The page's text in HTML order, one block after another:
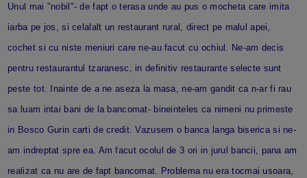
Unul mai "nobil"- de fapt o terasa unde au pus o mocheta care imita
iarba pe jos, si celalalt un restaurant rural, direct pe malul apei,
cochet si cu niste meniuri care ne-au facut cu ochiul. Ne-am decis
pentru restaurantul tzaranesc, in definitiv restaurante selecte sunt
peste tot. Inainte de a ne aseza la masa, ne-am gandit ca n-ar fi rau
sa luam intai bani de la bancomat- bineinteles ca nimeni nu primeste
in Bosco Gurin carti de credit. Vazusem o banca langa biserica si ne-
am indreptat spre ea. Am facut ocolul de 3 ori in jurul bancii, pana am
realizat ca nu are de fapt bancomat. Problema nu era tocmai usoara,